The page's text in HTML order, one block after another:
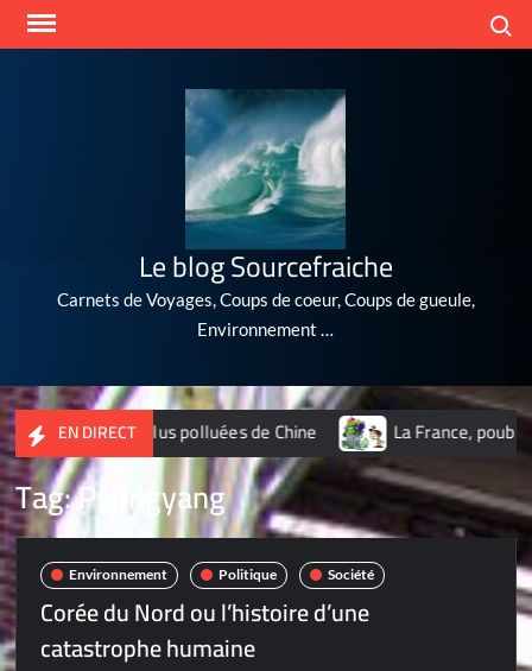
Skip
Le blog Sourcefraiche
Carnets de Voyages, Coups de coeur, Coups de gueule,
Environnement …
EN DIRECT
10 villes les plus polluées de Chine La France, poubelle
Tag:Pyongyang
Environnement Politique Société
Corée du Nord ou l’histoire d’une
catastrophe humaine